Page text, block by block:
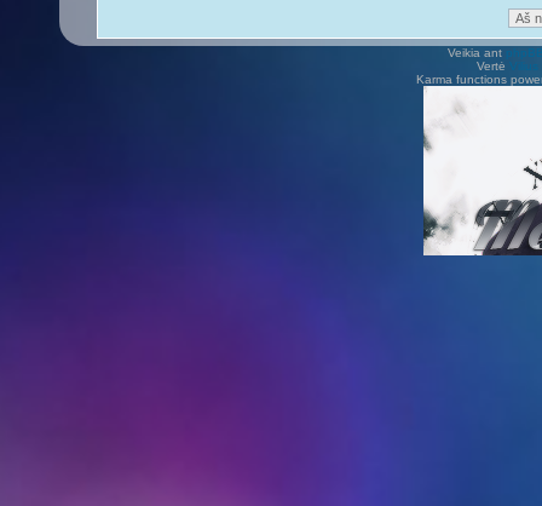
Veikia ant
Vertė Vilius
Karma functions